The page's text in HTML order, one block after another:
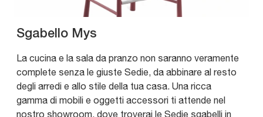
Sgabello Mys
La cucina e la sala da pranzo non saranno veramente
complete senza le giuste Sedie, da abbinare al resto
degli arredi e allo stile della tua casa. Una ricca
gamma di mobili e oggetti accessori ti attende nel
nostro showroom, dove troverai le Sedie sgabelli in